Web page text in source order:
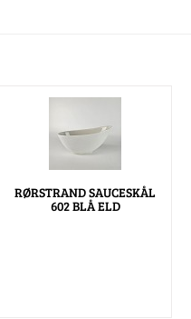
RØRSTRAND SAUCESKÅL
602 BLÅ ELD